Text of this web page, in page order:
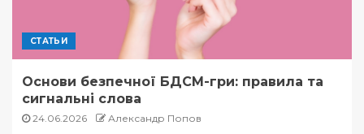
СТАТЬИ
Основи безпечної БДСМ-гри: правила та
сигнальні слова
24.06.2026 Александр Попов